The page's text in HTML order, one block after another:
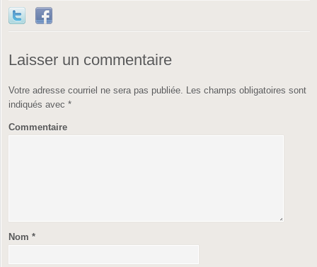
Laisser un commentaire
Votre adresse courriel ne sera pas publiée. Les champs obligatoires sont
indiqués avec *
Commentaire
Nom *